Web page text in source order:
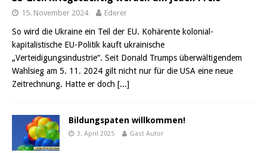
15. November 2024 Ederer
So wird die Ukraine ein Teil der EU. Kohärente kolonial-
kapitalistische EU-Politik kauft ukrainische
„Verteidigungsindustrie“. Seit Donald Trumps überwältigendem
Wahlsieg am 5. 11. 2024 gilt nicht nur für die USA eine neue
Zeitrechnung. Hatte er doch [...]
Bildungspaten willkommen!
3. April 2025 Gast Autor